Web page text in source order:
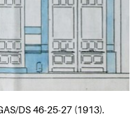
DS 46-25-27 (1913).